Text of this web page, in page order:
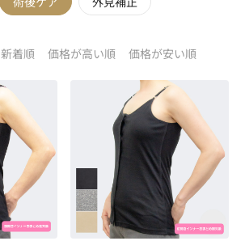
新着順 価格が高い順 価格が安い順